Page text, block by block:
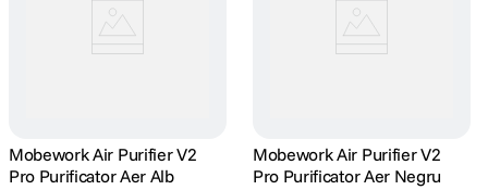
9. dji mic mini
Mobework Air Purifier V2
Pro Purificator Aer Alb
Mobework Air Purifier V2
Pro Purificator Aer Negru